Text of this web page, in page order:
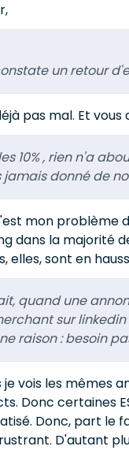
un retour
pas mal. Et vous
10% , rien n'a
jamais donné de
mon problème
dans la majorité
elles, sont en
quand une
sur
raison : besoin
je vois les mêmes
Donc certaines
Donc, part le
D'autant